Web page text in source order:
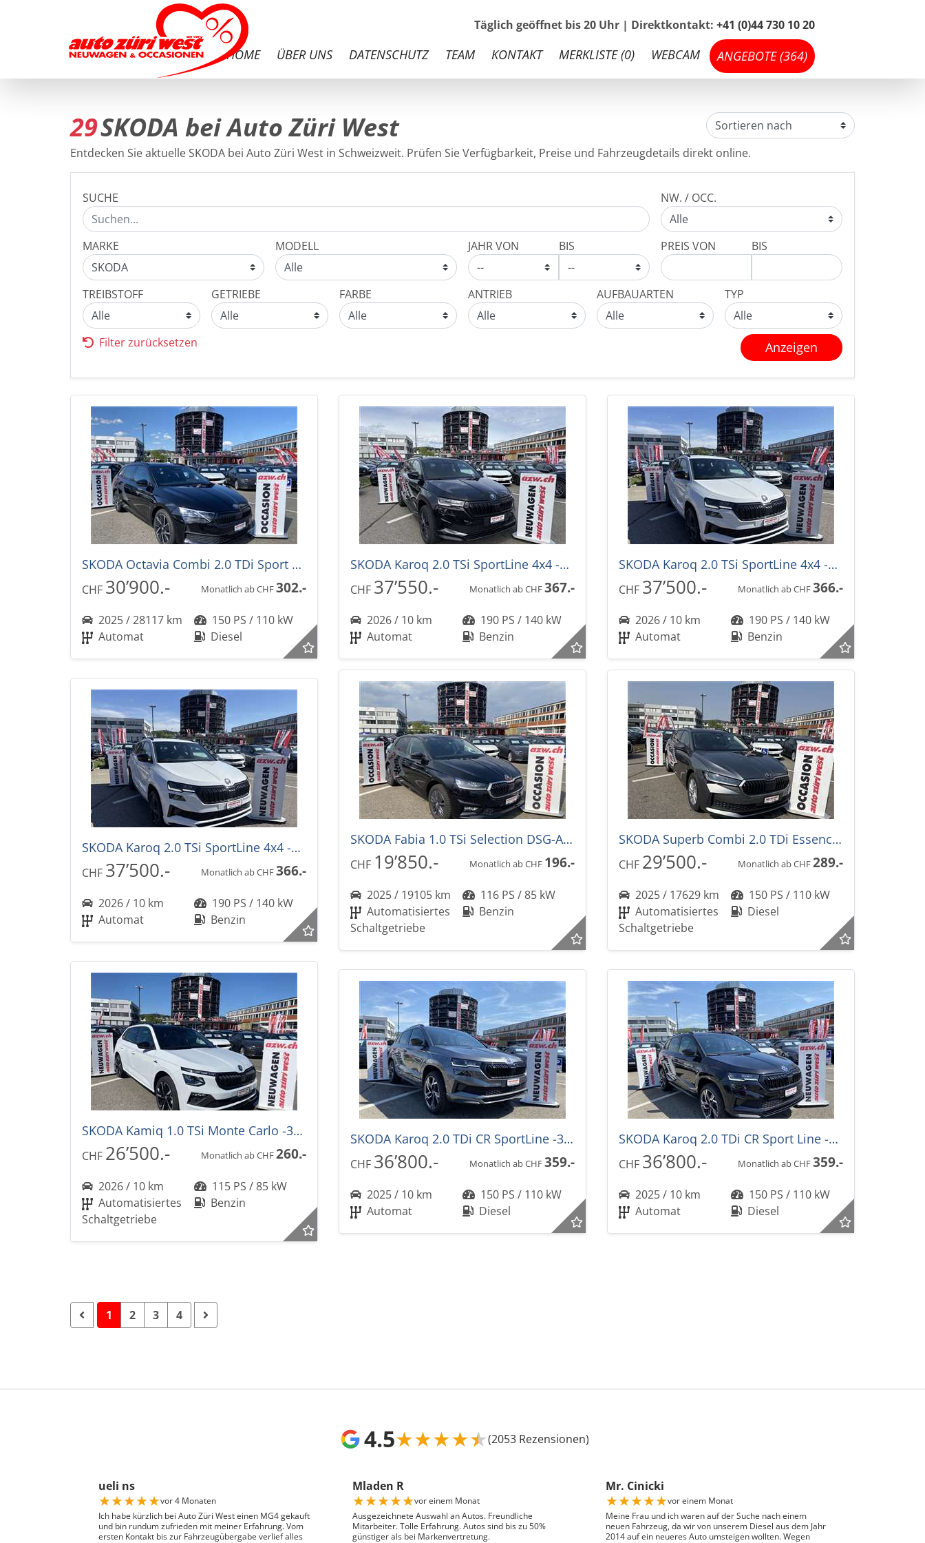
Täglich geöffnet bis 20 Uhr | Direktkontakt: +41 (0)44 730 10 20
HOME ÜBER UNS DATENSCHUTZ TEAM KONTAKT MERKLISTE (0) WEBCAM ANGEBOTE (364)
29SKODA bei Auto Züri West
Entdecken Sie aktuelle SKODA bei Auto Züri West in Schweizweit. Prüfen Sie Verfügbarkeit, Preise und Fahrzeugdetails direkt online.
SUCHE NW. / OCC.
MARKE MODELL JAHR VON BIS PREIS VON BIS
TREIBSTOFF GETRIEBE FARBE ANTRIEB AUFBAUARTEN TYP
Filter zurücksetzen Anzeigen
SKODA Octavia Combi 2.0 TDi Sport Line DSG-Automat
CHF 30’900.- Monatlich ab CHF302.-
2025 / 28117 km
150 PS / 110 kW
Automat
Diesel
SKODA Karoq 2.0 TSi SportLine 4x4 -30%! DSG-Automat
CHF 37’550.- Monatlich ab CHF367.-
2026 / 10 km
190 PS / 140 kW
Automat
Benzin
SKODA Karoq 2.0 TSi SportLine 4x4 -28%! DSG-Automat
CHF 37’500.- Monatlich ab CHF366.-
2026 / 10 km
190 PS / 140 kW
Automat
Benzin
SKODA Karoq 2.0 TSi SportLine 4x4 -30%! DSG-Automat
CHF 37’500.- Monatlich ab CHF366.-
2026 / 10 km
190 PS / 140 kW
Automat
Benzin
SKODA Fabia 1.0 TSi Selection DSG-Automat
CHF 19’850.- Monatlich ab CHF 196.-
2025 / 19105 km
116 PS / 85 kW
Automatisiertes
Schaltgetriebe
Benzin
SKODA Superb Combi 2.0 TDi Essence DSG-Automat
CHF 29’500.- Monatlich ab CHF289.-
2025 / 17629 km
150 PS / 110 kW
Automatisiertes
Schaltgetriebe
Diesel
SKODA Kamiq 1.0 TSi Monte Carlo -39% DSG-Automat
CHF 26’500.- Monatlich ab CHF260.-
2026 / 10 km
115 PS / 85 kW
Automatisiertes
Schaltgetriebe
Benzin
SKODA Karoq 2.0 TDi CR SportLine -35%! 4x4 DSG-Automat
CHF 36’800.- Monatlich ab CHF359.-
2025 / 10 km
150 PS / 110 kW
Automat
Diesel
SKODA Karoq 2.0 TDi CR Sport Line -35%! 4x4 DSG-Automat
CHF 36’800.- Monatlich ab CHF359.-
2025 / 10 km
150 PS / 110 kW
Automat
Diesel
1 2 3 4
4.5★★★★★(2053 Rezensionen)
ueli ns
★★★★★vor 4 Monaten
Ich habe kürzlich bei Auto Züri West einen MG4 gekauft
und bin rundum zufrieden mit meiner Erfahrung. Vom
ersten Kontakt bis zur Fahrzeugübergabe verlief alles
Mladen R
★★★★★vor einem Monat
Ausgezeichnete Auswahl an Autos. Freundliche
Mitarbeiter. Tolle Erfahrung. Autos sind bis zu 50%
günstiger als bei Markenvertretung.
Mr. Cinicki
★★★★★vor einem Monat
Meine Frau und ich waren auf der Suche nach einem
neuen Fahrzeug, da wir von unserem Diesel aus dem Jahr
2014 auf ein neueres Auto umsteigen wollten. Wegen